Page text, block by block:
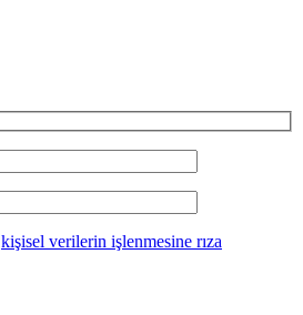
kişisel verilerin işlenmesine rıza